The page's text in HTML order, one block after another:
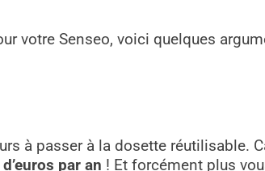
votre Senseo, voici quelques
à passer à la dosette réutilisable.
par an ! Et forcément plus